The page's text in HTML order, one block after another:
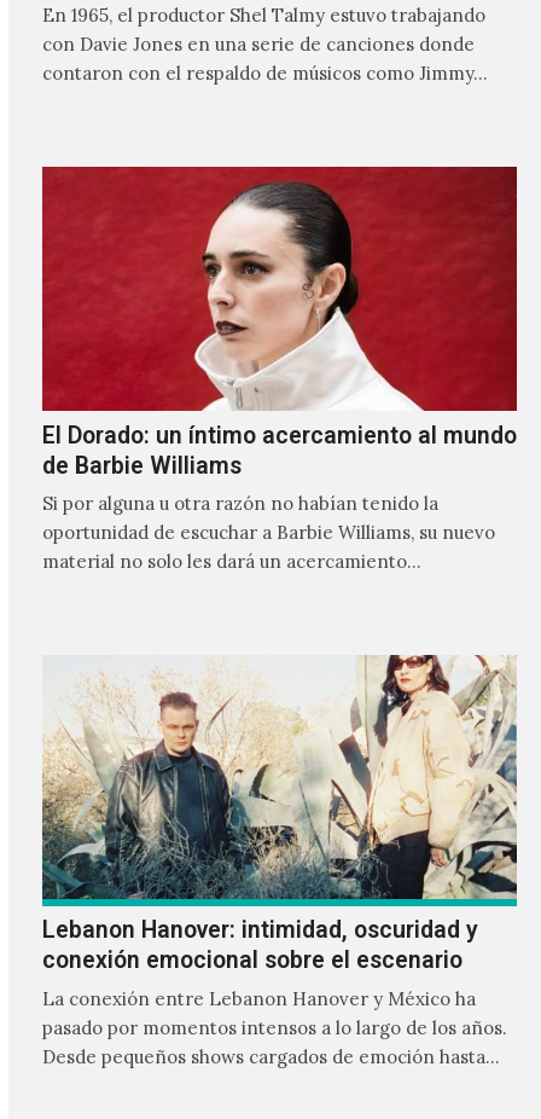
En 1965, el productor Shel Talmy estuvo trabajando
con Davie Jones en una serie de canciones donde
contaron con el respaldo de músicos como Jimmy…
El Dorado: un íntimo acercamiento al mundo
de Barbie Williams
Si por alguna u otra razón no habían tenido la
oportunidad de escuchar a Barbie Williams, su nuevo
material no solo les dará un acercamiento…
Lebanon Hanover: intimidad, oscuridad y
conexión emocional sobre el escenario
La conexión entre Lebanon Hanover y México ha
pasado por momentos intensos a lo largo de los años.
Desde pequeños shows cargados de emoción hasta